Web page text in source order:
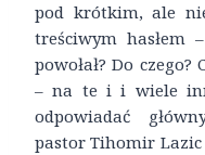
pod krótkim, ale
treściwym hasłem
powołał? Do
– na te i i wiele
odpowiadać
pastor Tihomir